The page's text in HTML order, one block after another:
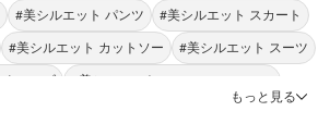
#美シルエット パンツ #美シルエット スカート
#美シルエット カットソー #美シルエット スーツ
クローズ #美シルエット NATURAL BEAUTY
もっと見る